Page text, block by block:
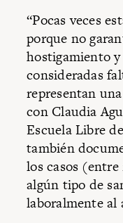
“Pocas veces
porque no
hostigamiento
consideradas
representan
con Claudia
Escuela Libre
también
los casos (entre
algún tipo de
laboralmente al